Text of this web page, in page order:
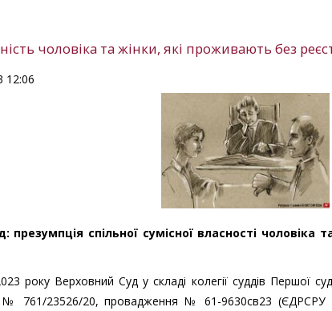
чоловіка та жінки, які проживають без
12:06
презумпція спільної сумісної власності чоловіка
року Верховний Суд у складі колегії суддів Першої
№ 761/23526/20, провадження № 61-9630св23